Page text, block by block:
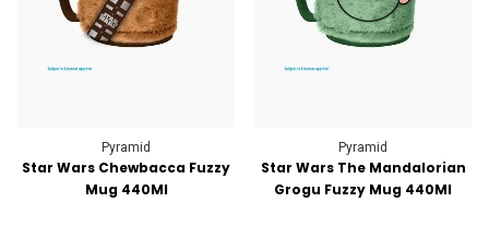
Pyramid
Star Wars Chewbacca Fuzzy
Mug 440Ml
Pyramid
Star Wars The Mandalorian
Grogu Fuzzy Mug 440Ml